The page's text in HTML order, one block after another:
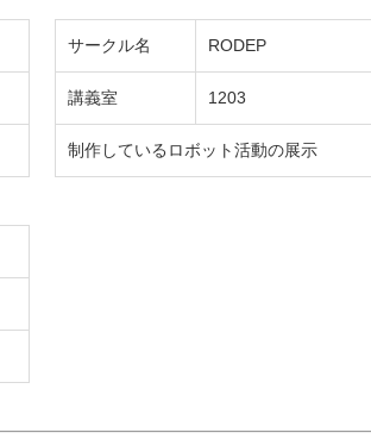
サークル名 RODEP
講義室 1203
制作しているロボット活動の展示